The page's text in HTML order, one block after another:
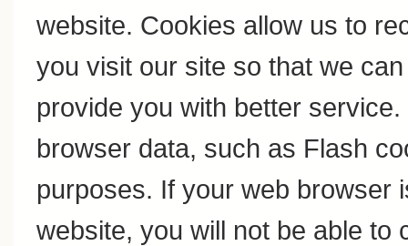
website. Cookies allow us to
you visit our site so that we
provide you with better
browser data, such as Flash
purposes. If your web browser
website, you will not be able to